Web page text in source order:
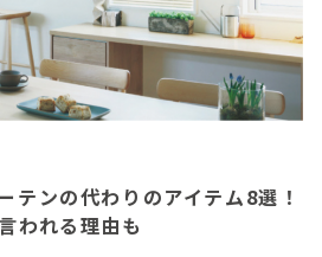
テンの代わりのアイテム8選！
われる理由も